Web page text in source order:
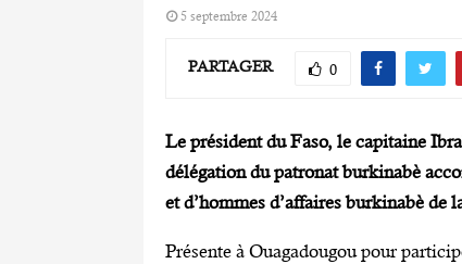
5 septembre 2024
PARTAGER 0
Le président du Faso, le capitaine
délégation du patronat burkinabè
et d’hommes d’affaires burkinabè de
Présente à Ouagadougou pour